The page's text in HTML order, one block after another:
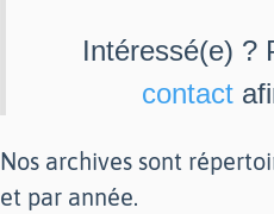
Intéressé(e) ?
contact
Nos archives sont
et par année.